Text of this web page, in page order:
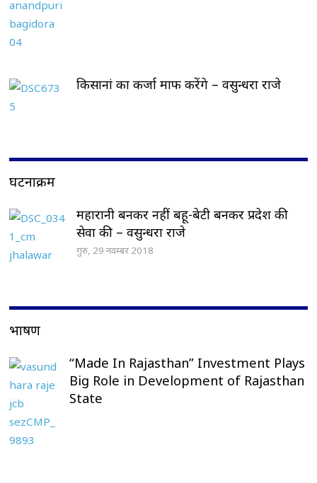
किसानां का कर्जा माफ करेंगे – वसुन्धरा राजे
घटनाक्रम
महारानी बनकर नहीं बहू-बेटी बनकर प्रदेश की
सेवा की – वसुन्धरा राजे
गुरु, 29 नवम्बर 2018
भाषण
“Made In Rajasthan” Investment Plays
Big Role in Development of Rajasthan
State